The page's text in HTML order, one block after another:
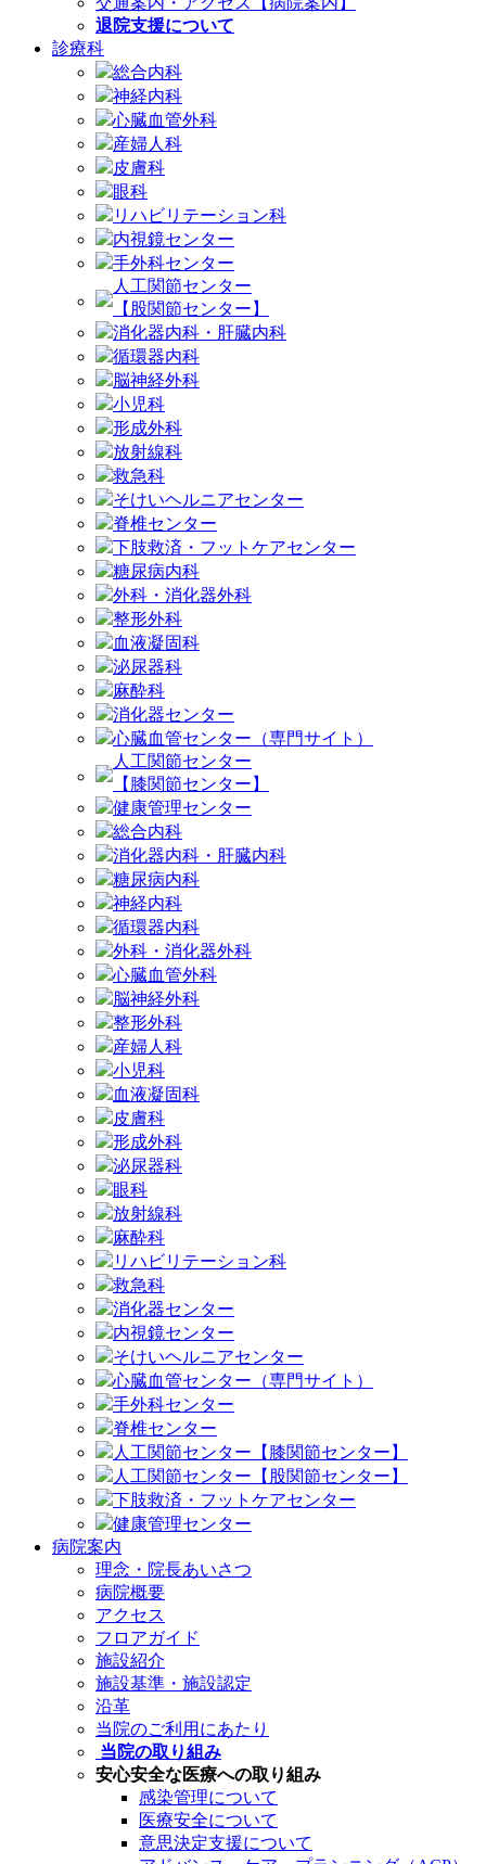
退院支援について
診療科
総合内科
神経内科
心臓血管外科
産婦人科
皮膚科
眼科
リハビリテーション科
内視鏡センター
手外科センター
人工関節センター
【股関節センター】
消化器内科・肝臓内科
循環器内科
脳神経外科
小児科
形成外科
放射線科
救急科
そけいヘルニアセンター
脊椎センター
下肢救済・フットケアセンター
糖尿病内科
外科・消化器外科
整形外科
血液凝固科
泌尿器科
麻酔科
消化器センター
心臓血管センター（専門サイト）
人工関節センター
【膝関節センター】
健康管理センター
総合内科
消化器内科・肝臓内科
糖尿病内科
神経内科
循環器内科
外科・消化器外科
心臓血管外科
脳神経外科
整形外科
産婦人科
小児科
血液凝固科
皮膚科
形成外科
泌尿器科
眼科
放射線科
麻酔科
リハビリテーション科
救急科
消化器センター
内視鏡センター
そけいヘルニアセンター
心臓血管センター（専門サイト）
手外科センター
脊椎センター
人工関節センター【膝関節センター】
人工関節センター【股関節センター】
下肢救済・フットケアセンター
健康管理センター
病院案内
理念・院長あいさつ
病院概要
アクセス
フロアガイド
施設紹介
施設基準・施設認定
沿革
当院のご利用にあたり
当院の取り組み
安心安全な医療への取り組み
感染管理について
医療安全について
意思決定支援について